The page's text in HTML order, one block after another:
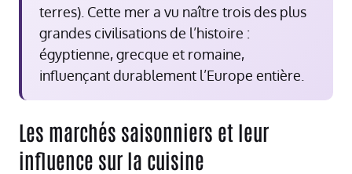
terres). Cette mer a vu naître trois des plus
grandes civilisations de l’histoire :
égyptienne, grecque et romaine,
influençant durablement l’Europe entière.
Les marchés saisonniers et leur
influence sur la cuisine